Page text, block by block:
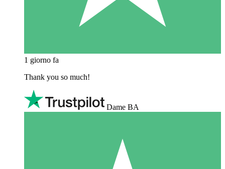
1 giorno fa
Thank you so much!
Dame BA